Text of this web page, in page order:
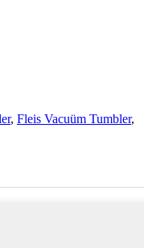
, Fleis Vacuüm Tumbler,